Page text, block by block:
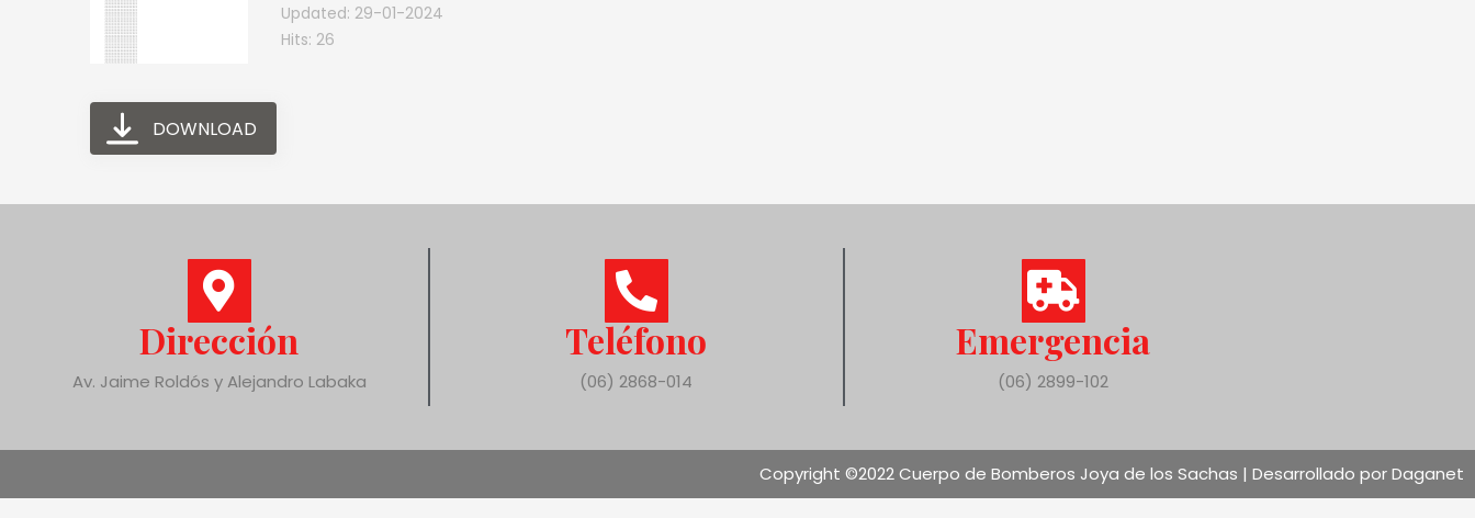
Updated: 29-01-2024
Hits: 26
DOWNLOAD
Dirección
Av. Jaime Roldós y Alejandro Labaka
Teléfono
(06) 2868-014
Emergencia
(06) 2899-102
Copyright ©2022 Cuerpo de Bomberos Joya de los Sachas | Desarrollado por Daganet